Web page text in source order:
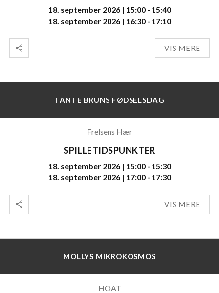
18. september 2026 | 15:00 - 15:40
18. september 2026 | 16:30 - 17:10
VIS MERE
TANTE BRUNS FØDSELSDAG
Frelsens Hær
SPILLETIDSPUNKTER
18. september 2026 | 15:00 - 15:30
18. september 2026 | 17:00 - 17:30
VIS MERE
MOLLYS MIKROKOSMOS
HOAT